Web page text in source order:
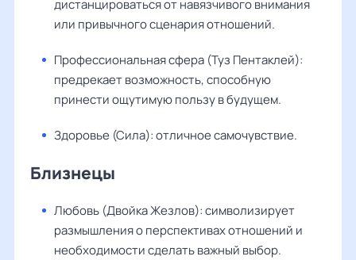
дистанцироваться от навязчивого внимания
или привычного сценария отношений.
Профессиональная сфера (Туз Пентаклей):
предрекает возможность, способную
принести ощутимую пользу в будущем.
Здоровье (Сила): отличное самочувствие.
Близнецы
Любовь (Двойка Жезлов): символизирует
размышления о перспективах отношений и
необходимости сделать важный выбор.